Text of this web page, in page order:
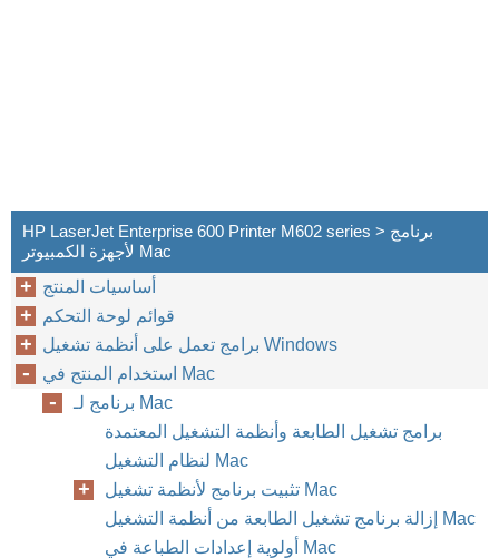
HP LaserJet Enterprise 600 Printer M602 series > برنامج
لأجهزة الكمبيوتر Mac
أساسيات المنتج
قوائم لوحة التحكم
برامج تعمل على أنظمة تشغيل Windows
استخدام المنتج في Mac
برنامج لـ Mac
برامج تشغيل الطابعة وأنظمة التشغيل المعتمدة
لنظام التشغيل Mac
تثبيت برنامج لأنظمة تشغيل Mac
إزالة برنامج تشغيل الطابعة من أنظمة التشغيل Mac
أولوية إعدادات الطباعة في Mac